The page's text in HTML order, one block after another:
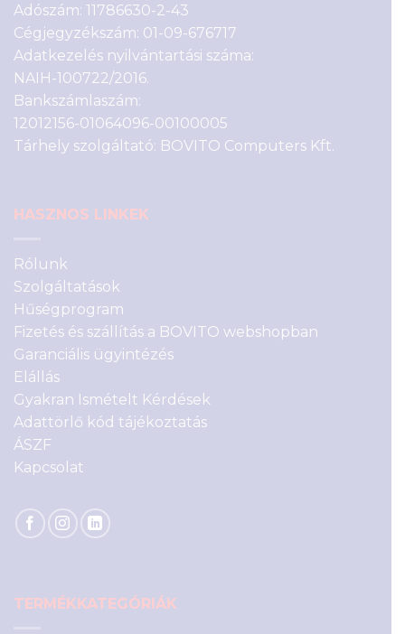
Adószám: 11786630-2-43
Cégjegyzékszám: 01-09-676717
Adatkezelés nyilvántartási száma:
NAIH-100722/2016.
Bankszámlaszám:
12012156-01064096-00100005
Tárhely szolgáltató: BOVITO Computers Kft.
HASZNOS LINKEK
Rólunk
Szolgáltatások
Hűségprogram
Fizetés és szállítás a BOVITO webshopban
Garanciális ügyintézés
Elállás
Gyakran Ismételt Kérdések
Adattörlő kód tájékoztatás
ÁSZF
Kapcsolat
TERMÉKKATEGÓRIÁK